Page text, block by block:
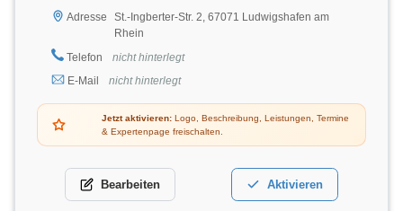
Adresse
St.-Ingberter-Str. 2, 67071 Ludwigshafen am
Rhein
Telefon
nicht hinterlegt
E-Mail
nicht hinterlegt
Jetzt aktivieren: Logo, Beschreibung, Leistungen, Termine
& Expertenpage freischalten.
Bearbeiten Aktivieren